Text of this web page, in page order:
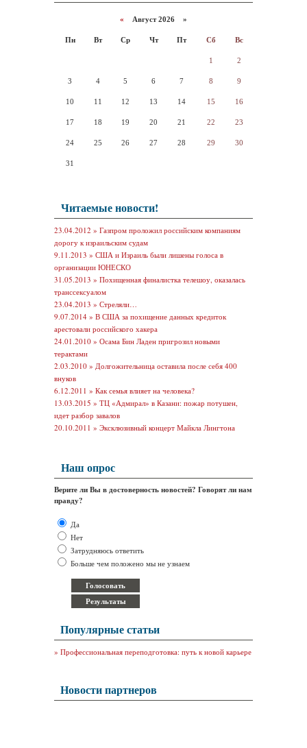
« Август 2026 »
Пн Вт Ср Чт Пт Сб Вс
1 2
3 4 5 6 7 8 9
10 11 12 13 14 15 16
17 18 19 20 21 22 23
24 25 26 27 28 29 30
31
Читаемые новости!
23.04.2012 » Газпром проложил российским компаниям
дорогу к израильским судам
9.11.2013 » США и Израиль были лишены голоса в
организации ЮНЕСКО
31.05.2013 » Похищенная финалистка телешоу, оказалась
транссексуалом
23.04.2013 » Стреляли…
9.07.2014 » В США за похищение данных кредиток
арестовали российского хакера
24.01.2010 » Осама Бин Ладен пригрозил новыми
терактами
2.03.2010 » Долгожительница оставила после себя 400
внуков
6.12.2011 » Как семья влияет на человека?
13.03.2015 » ТЦ «Адмирал» в Казани: пожар потушен,
идет разбор завалов
20.10.2011 » Эксклюзивный концерт Майкла Лингтона
Наш опрос
Верите ли Вы в достоверность новостей? Говорят ли нам
правду?
Да
Нет
Затрудняюсь ответить
Больше чем положено мы не узнаем
Популярные статьи
» Профессиональная переподготовка: путь к новой карьере
Новости партнеров